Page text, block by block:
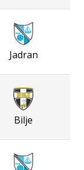
Jadran
Bilje